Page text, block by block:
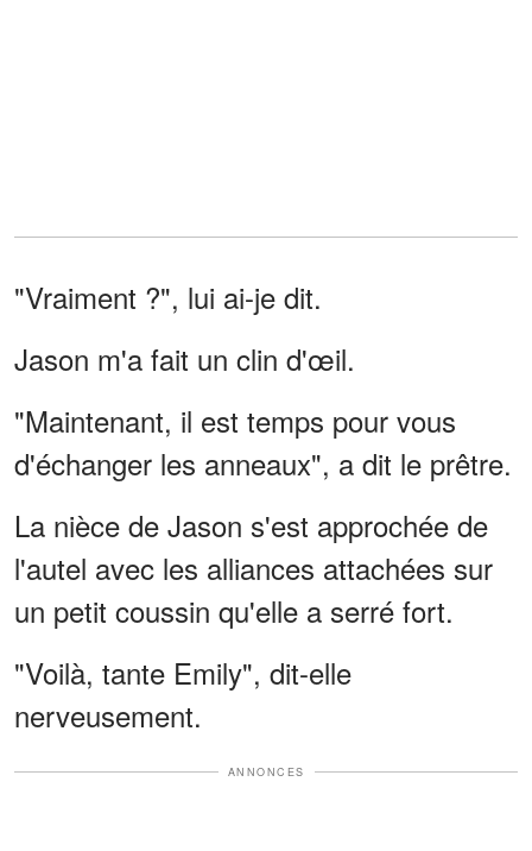
"Vraiment ?", lui ai-je dit.
Jason m'a fait un clin d'œil.
"Maintenant, il est temps pour vous
d'échanger les anneaux", a dit le prêtre.
La nièce de Jason s'est approchée de
l'autel avec les alliances attachées sur
un petit coussin qu'elle a serré fort.
"Voilà, tante Emily", dit-elle
nerveusement.
ANNONCES